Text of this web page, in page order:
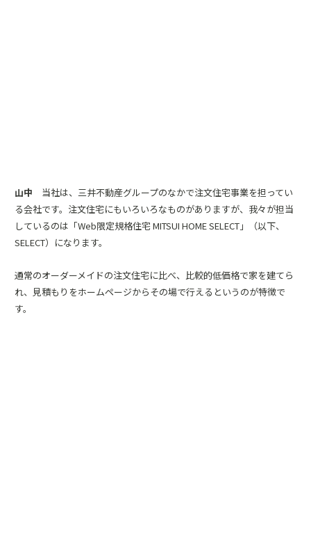
山中 当社は、三井不動産グループのなかで注文住宅事業を担ってい
る会社です。注文住宅にもいろいろなものがありますが、我々が担当
しているのは「Web限定規格住宅 MITSUI HOME SELECT」（以下、
SELECT）になります。
通常のオーダーメイドの注文住宅に比べ、比較的低価格で家を建てら
れ、見積もりをホームページからその場で行えるというのが特徴で
す。